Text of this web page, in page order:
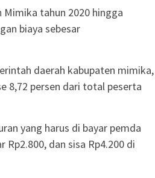
Mimika tahun 2020 hingga
biaya sebesar
daerah kabupaten mimika,
8,72 persen dari total peserta
yang harus di bayar pemda
Rp2.800, dan sisa Rp4.200 di